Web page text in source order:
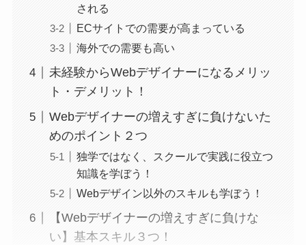
される
ECサイトでの需要が高まっている
海外での需要も高い
未経験からWebデザイナーになるメリッ
ト・デメリット！
Webデザイナーの増えすぎに負けないた
めのポイント２つ
独学ではなく、スクールで実践に役立つ
知識を学ぼう！
Webデザイン以外のスキルも学ぼう！
【Webデザイナーの増えすぎに負けな
い】基本スキル３つ！